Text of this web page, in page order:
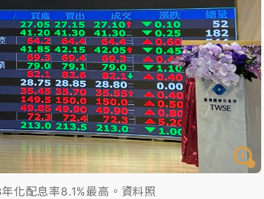
化配息率8.1%最高。資料照